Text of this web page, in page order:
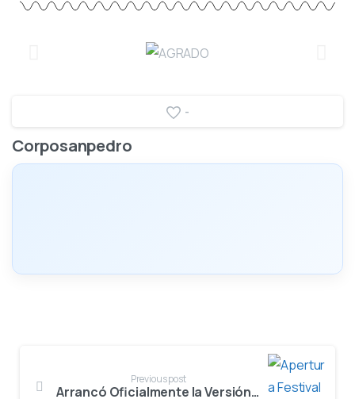
-
Corposanpedro
Previous post
Arrancó Oficialmente la Versión No. 64 del Festival del Bambuco en San Juan y San Pedro en el Huila